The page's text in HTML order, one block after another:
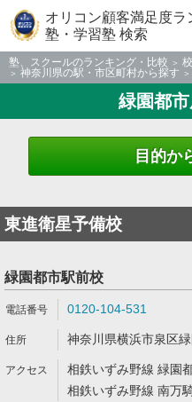
オリコン顧客満足度ラ
塾・学習塾 検索
塾、スクールのランキング・比較
神奈川県の駅・市区町村から探す
緑園都
目的か
東進衛星予備校
緑園都市駅前校
0120-104-531
神奈川県横浜市泉区
相鉄いずみ野線 緑園
相鉄いずみ野線 南万